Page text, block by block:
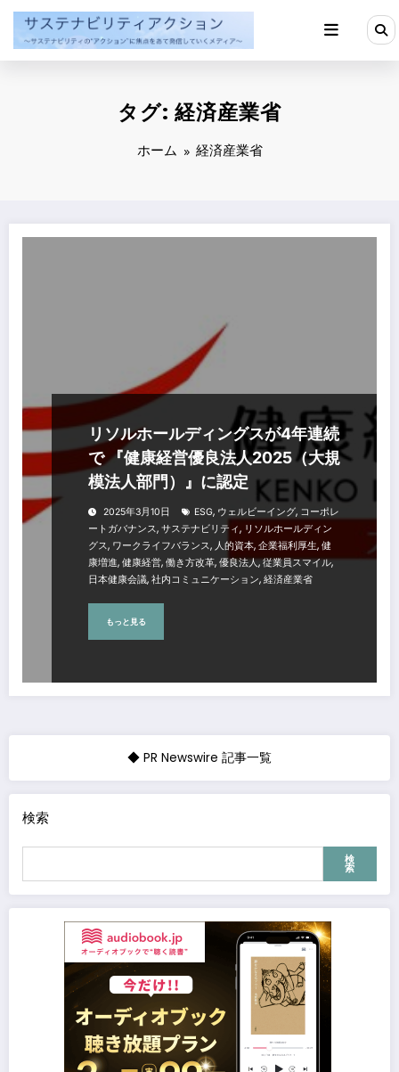
ン
タグ: 経済産業省
ホーム 経済産業省
リソルホールディングスが4年連続
で 『健康経営優良法人2025（大規
模法人部門）』に認定
2025年3月10日 ESG, ウェルビーイング, コーポレ
ートガバナンス, サステナビリティ, リソルホールディン
グス, ワークライフバランス, 人的資本, 企業福利厚生, 健
康増進, 健康経営, 働き方改革, 優良法人,従業員スマイル,
日本健康会議, 社内コミュニケーション, 経済産業省
もっと見る
◆ PR Newswire 記事一覧
検索
検
索